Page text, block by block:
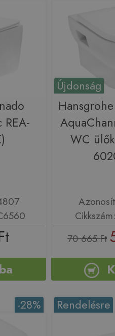
REA-
Újdonság
WC
70 665 Ft
-28% Rendelésre